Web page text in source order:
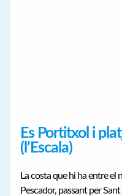
Es Portitxol i
(l’Escala)
La costa que hi ha entre el
Pescador, passant per